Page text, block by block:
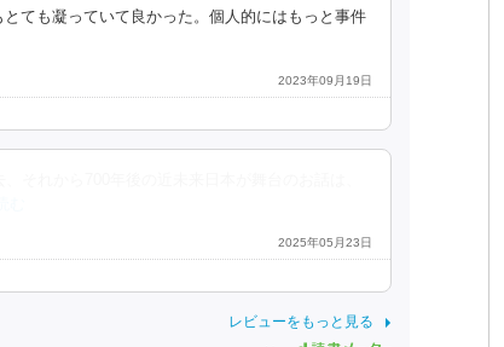
ても凝っていて良かった。個人的にはもっと事件
2023年09月19日
2025年05月23日
レビューをもっと見る